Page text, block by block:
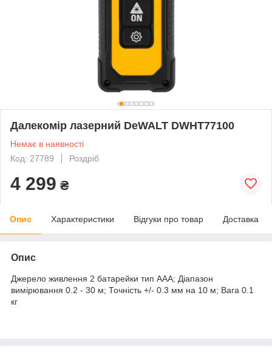
Далекомір лазерний DeWALT DWHT77100
Немає в наявності
Код: 27789
Роздріб
4 299 ₴
Опис Характеристики Відгуки про товар Доставка
Опис
Джерело живлення 2 батарейки тип ААА; Діапазон
вимірювання 0.2 - 30 м; Точність +/- 0.3 мм на 10 м; Вага 0.1
кг